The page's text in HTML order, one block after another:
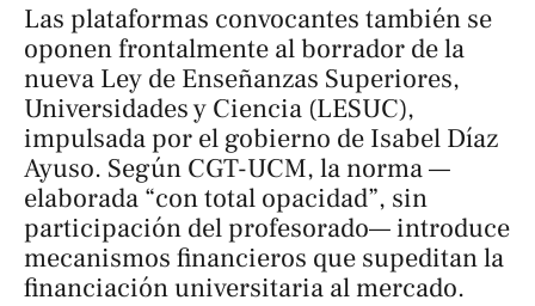
Las plataformas convocantes también se
oponen frontalmente al borrador de la
nueva Ley de Enseñanzas Superiores,
Universidades y Ciencia (LESUC),
impulsada por el gobierno de Isabel Díaz
Ayuso. Según CGT-UCM, la norma —
elaborada “con total opacidad”, sin
participación del profesorado— introduce
mecanismos financieros que supeditan la
financiación universitaria al mercado.